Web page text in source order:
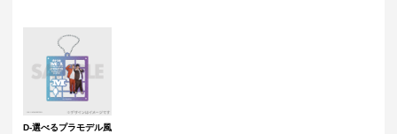
D-選べるプラモデル風